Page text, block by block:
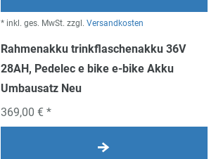
* inkl. ges. MwSt. zzgl. Versandkosten
Rahmenakku trinkflaschenakku 36V
28AH, Pedelec e bike e-bike Akku
Umbausatz Neu
369,00 € *